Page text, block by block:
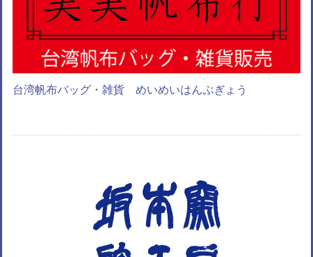
台湾帆布バッグ・雑貨 めいめいはんぷぎょう